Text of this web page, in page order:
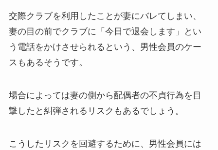
交際クラブを利用したことが妻にバレてしまい、
妻の目の前でクラブに「今日で退会します」とい
う電話をかけさせられるという、男性会員のケー
スもあるそうです。
場合によっては妻の側から配偶者の不貞行為を目
撃したと糾弾されるリスクもあるでしょう。
こうしたリスクを回避するために、男性会員には